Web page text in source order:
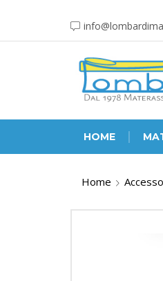
HOME
Home